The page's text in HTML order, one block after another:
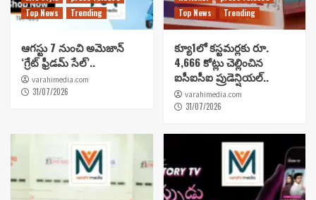
Top News
Trending
ఆగస్టు 7 నుంచి అమెజాన్
‘గ్రేట్ ఫ్రీడమ్ సేల్’..
varahimedia.com
31/07/2026
Top News
Trending
క్యూ1లో కస్టమర్లకు రూ.
4,666 కోట్లు చెల్లించిన
ఐసీఐసీఐ ప్రుడెన్షియల్..
varahimedia.com
31/07/2026